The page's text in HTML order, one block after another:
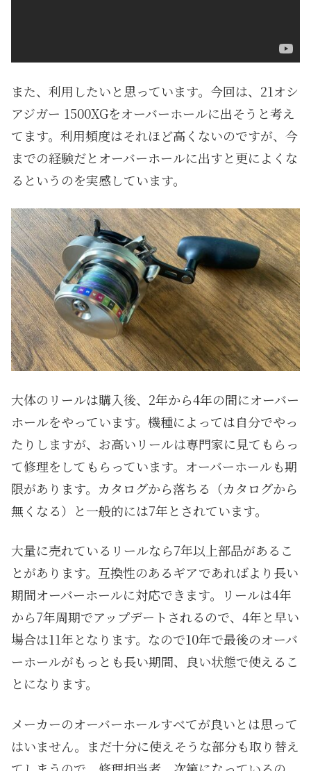
また、利用したいと思っています。今回は、21オシ
アジガー 1500XGをオーバーホールに出そうと考え
てます。利用頻度はそれほど高くないのですが、今
までの経験だとオーバーホールに出すと更によくな
るというのを実感しています。
大体のリールは購入後、2年から4年の間にオーバー
ホールをやっています。機種によっては自分でやっ
たりしますが、お高いリールは専門家に見てもらっ
て修理をしてもらっています。オーバーホールも期
限があります。カタログから落ちる（カタログから
無くなる）と一般的には7年とされています。
大量に売れているリールなら7年以上部品があるこ
とがあります。互換性のあるギアであればより長い
期間オーバーホールに対応できます。リールは4年
から7年周期でアップデートされるので、4年と早い
場合は11年となります。なので10年で最後のオーバ
ーホールがもっとも長い期間、良い状態で使えるこ
とになります。
メーカーのオーバーホールすべてが良いとは思って
はいません。まだ十分に使えそうな部分も取り替え